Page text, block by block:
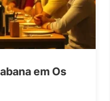
em Os